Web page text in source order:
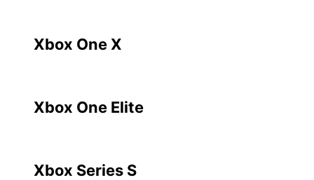
Xbox One X
Xbox One Elite
Xbox Series S